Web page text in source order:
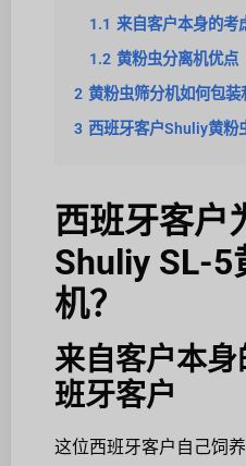
1.1 来自客户本身的
1.2 黄粉虫分离机优点
2 黄粉虫筛分机如何包装
3 西班牙客户Shuliy黄粉
西班牙客户
Shuliy SL-5
机？
来自客户本
班牙客户
这位西班牙客户自己饲